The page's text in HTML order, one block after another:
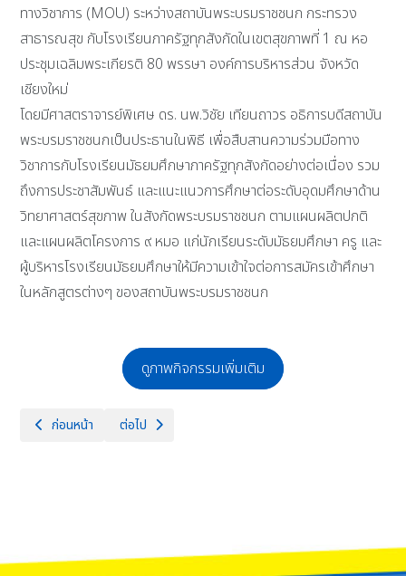
ทางวิชาการ (MOU) ระหว่างสถาบันพระบรมราชชนก กระทรวง
สาธารณสุข กับโรงเรียนภาครัฐทุกสังกัดในเขตสุขภาพที่ 1 ณ หอ
ประชุมเฉลิมพระเกียรติ 80 พรรษา องค์การบริหารส่วน จังหวัด
เชียงใหม่
โดยมีศาสตราจารย์พิเศษ ดร. นพ.วิชัย เทียนถาวร อธิการบดีสถาบัน
พระบรมราชชนกเป็นประธานในพิธี เพื่อสืบสานความร่วมมือทาง
วิชาการกับโรงเรียนมัธยมศึกษาภาครัฐทุกสังกัดอย่างต่อเนื่อง รวม
ถึงการประชาสัมพันธ์ และแนะแนวการศึกษาต่อระดับอุดมศึกษาด้าน
วิทยาศาสตร์สุขภาพ ในสังกัดพระบรมราชชนก ตามแผนผลิตปกติ
และแผนผลิตโครงการ ๙ หมอ แก่นักเรียนระดับมัธยมศึกษา ครู และ
ผู้บริหารโรงเรียนมัธยมศึกษาให้มีความเข้าใจต่อการสมัครเข้าศึกษา
ในหลักสูตรต่างๆ ของสถาบันพระบรมราชชนก
ดูภาพกิจกรรมเพิ่มเติม
เนื้อหาก่อนหน้า: พิธีเจริญพระพุทธมนต์และทำบุญตักบาตรถวายพระราชกุศ
ก่อนหน้า เนื้อหาถัดไป: โรงเรียนแม่ริมวิทยาคม ศึกษาดูงาน
ต่อไป